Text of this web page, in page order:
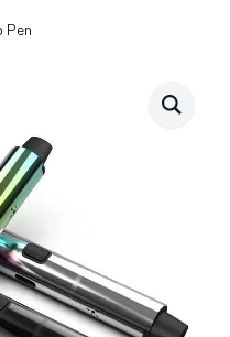
Pen